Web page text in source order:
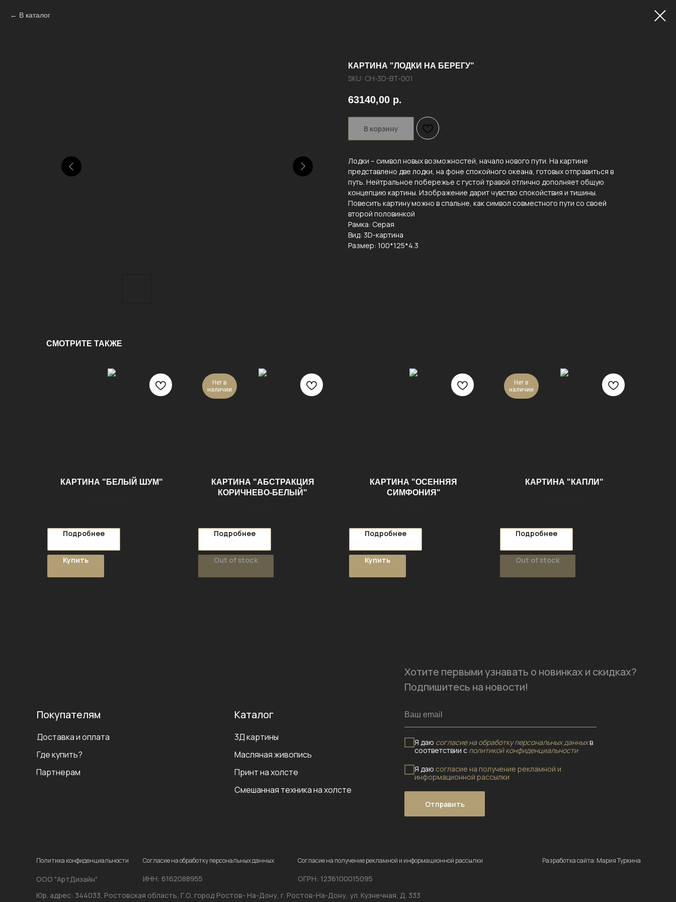
В каталог
КАРТИНА "ЛОДКИ НА БЕРЕГУ"
SKU: CH-3D-BT-001
63140,00 р.
В корзину
Лодки – символ новых возможностей, начало нового пути. На картине
представлено две лодки, на фоне спокойного океана, готовых отправиться в
путь. Нейтральное побережье с густой травой отлично дополняет общую
концепцию картины. Изображение дарит чувство спокойствия и тишины.
Повесить картину можно в спальне, как символ совместного пути со своей
второй половинкой
Рамка: Серая
Вид: 3D-картина
Размер: 100*125*4.3
СМОТРИТЕ ТАКЖЕ
КАРТИНА "БЕЛЫЙ ШУМ"
Подробнее
Купить
Нет в
наличии
КАРТИНА "АБСТРАКЦИЯ
КОРИЧНЕВО-БЕЛЫЙ"
Подробнее
Out of stock
КАРТИНА "ОСЕННЯЯ
СИМФОНИЯ"
Подробнее
Купить
Нет в
наличии
КАРТИНА "КАПЛИ"
Подробнее
Out of stock
Каталог
Юр. адрес: 344033, Ростовская область, Г.О. город Ростов- На-Дону, г. Ростов-На-Дону, ул. Кузнечная, Д. 333
ОГРН: 1236100015095
ИНН: 6162088955
ООО "АртДизайн"
Покупателям
Хотите первыми узнавать о новинках и скидках?
Подпишитесь на новости!
Я даю согласие на обработку персональных данныхв
соответствии с политикой конфиденциальности
Я даю согласие на получение рекламной и
информационной рассылки
Отправить
Доставка и оплата
Где купить?
Партнерам
3Д картины
Масляная живопись
Принт на холсте
Смешанная техника на холсте
Политика конфиденциальности Согласие на получение рекламной и информационной рассылки
Согласие на обработку персональных данных Разработка сайта: Мария Туркина